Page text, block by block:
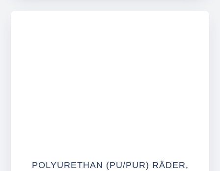
POLYURETHAN (PU/PUR) RÄDER,